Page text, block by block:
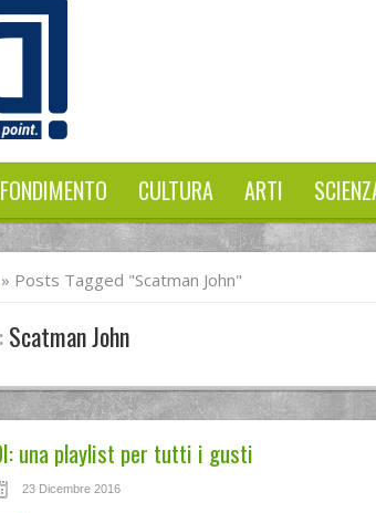
CULTURA ARTI
» Posts Tagged "scatman John"
Scatman John
una playlist per tutti i gusti
23 Dicembre 2016